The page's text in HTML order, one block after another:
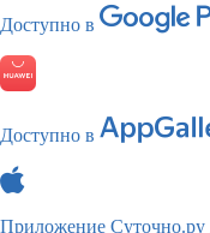
Доступно в
Доступно в
Приложение Суточно.ру